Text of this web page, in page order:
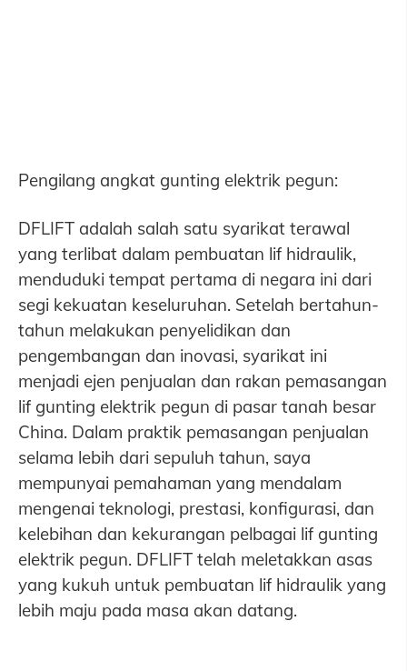
Pengilang angkat gunting elektrik pegun:
DFLIFT adalah salah satu syarikat terawal
yang terlibat dalam pembuatan lif hidraulik,
menduduki tempat pertama di negara ini dari
segi kekuatan keseluruhan. Setelah bertahun-
tahun melakukan penyelidikan dan
pengembangan dan inovasi, syarikat ini
menjadi ejen penjualan dan rakan pemasangan
lif gunting elektrik pegun di pasar tanah besar
China. Dalam praktik pemasangan penjualan
selama lebih dari sepuluh tahun, saya
mempunyai pemahaman yang mendalam
mengenai teknologi, prestasi, konfigurasi, dan
kelebihan dan kekurangan pelbagai lif gunting
elektrik pegun. DFLIFT telah meletakkan asas
yang kukuh untuk pembuatan lif hidraulik yang
lebih maju pada masa akan datang.